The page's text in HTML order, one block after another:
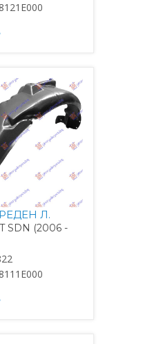
Л.
SDN (2006 -